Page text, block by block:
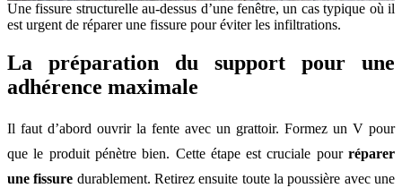
Une fissure structurelle au-dessus d’une fenêtre, un cas typique où il
est urgent de réparer une fissure pour éviter les infiltrations.
La préparation du support pour une
adhérence maximale
Il faut d’abord ouvrir la fente avec un grattoir. Formez un V pour
que le produit pénètre bien. Cette étape est cruciale pour réparer
une fissure durablement. Retirez ensuite toute la poussière avec une